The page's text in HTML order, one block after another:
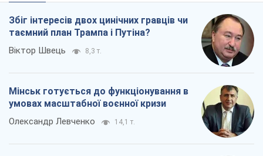
Збіг інтересів двох цинічних гравців чи
таємний план Трампа і Путіна?
Віктор Швець 8,3 т.
Мінськ готується до функціонування в
умовах масштабної воєнної кризи
Олександр Левченко 14,1 т.